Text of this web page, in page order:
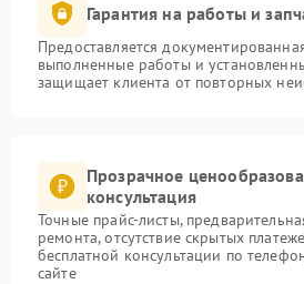
Гарантия на работы и
Предоставляется
выполненные работы и
защищает клиента от повторных
Прозрачное
консультация
Точные прайс-листы,
ремонта, отсутствие скрытых
бесплатной консультации по
сайте